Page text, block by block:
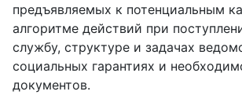
предъявляемых к потенциальным
алгоритме действий при
службу, структуре и задачах
социальных гарантиях и
документов.